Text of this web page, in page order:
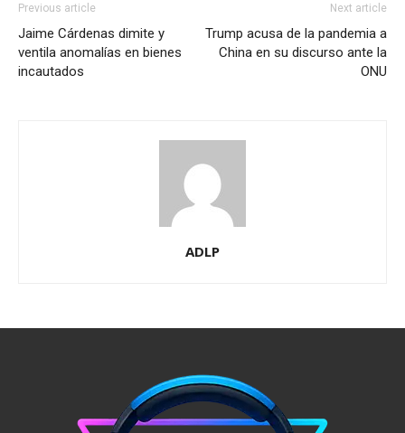
Previous article
Jaime Cárdenas dimite y
ventila anomalías en bienes
incautados
Next article
Trump acusa de la pandemia a
China en su discurso ante la
ONU
ADLP